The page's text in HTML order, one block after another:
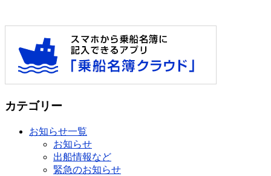
カテゴリー
お知らせ一覧
お知らせ
出船情報など
緊急のお知らせ